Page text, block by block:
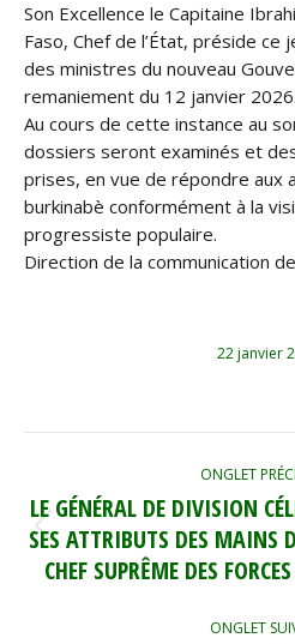
Son Excellence le Capitaine
Faso, Chef de l’État, préside ce
des ministres du nouveau
remaniement du 12 janvier 2026.
Au cours de cette instance au
dossiers seront examinés et
prises, en vue de répondre aux
burkinabè conformément à la
progressiste populaire.
Direction de la communication
22 janvier
NAVIGATION
DE
COMMENTAIRE
ONGLET
LE GÉNÉRAL DE DIVISION
SES ATTRIBUTS DES MAINS
CHEF SUPRÊME DES
ONGLET